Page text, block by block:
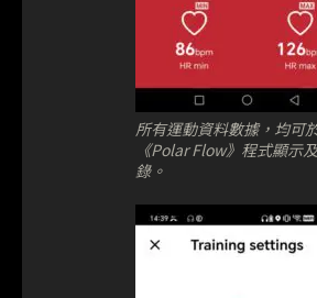
所有運動資料數據，均可
《Polar Flow》程式顯示
錄。